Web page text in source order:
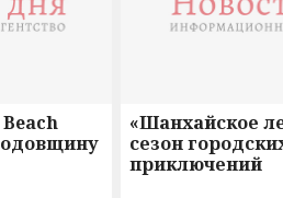
«Шанхайское
сезон
приключений